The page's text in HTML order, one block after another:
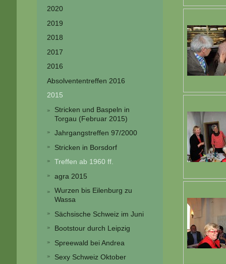
2020
2019
2018
2017
2016
Absolvententreffen 2016
2015
Stricken und Baspeln in
Torgau (Februar 2015)
Jahrgangstreffen 97/2000
Stricken in Borsdorf
Treffen ab 1960 ff.
agra 2015
Wurzen bis Eilenburg zu
Wassa
Sächsische Schweiz im Juni
Bootstour durch Leipzig
Spreewald bei Andrea
Sexy Schweiz Oktober